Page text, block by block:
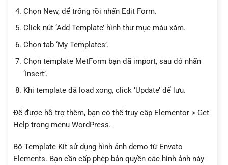
Chọn New, để trống rồi nhấn Edit Form.
Click nút ‘Add Template’ hình thư mục màu xám.
Chọn tab ‘My Templates’.
Chọn template MetForm bạn đã import, sau đó nhấn
‘Insert’.
Khi template đã load xong, click ‘Update’ để lưu.
Để được hỗ trợ thêm, bạn có thể truy cập Elementor > Get
Help trong menu WordPress.
Bộ Template Kit sử dụng hình ảnh demo từ Envato
Elements. Bạn cần cấp phép bản quyền các hình ảnh này